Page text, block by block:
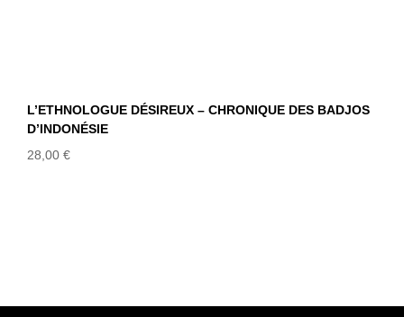
L’ETHNOLOGUE DÉSIREUX – CHRONIQUE DES BADJOS
D’INDONÉSIE
28,00 €